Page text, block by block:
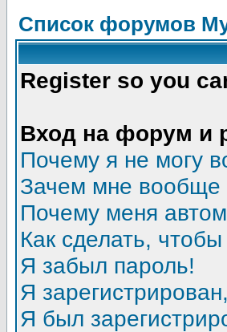
Список форумов
Register so you
Вход на форум и
Почему я не могу
Зачем мне вообще
Почему меня
Как сделать,
Я забыл пароль!
Я
Я был